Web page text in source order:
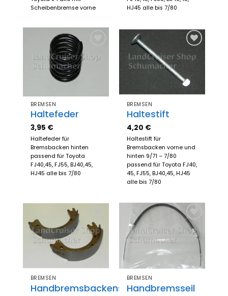
Scheibenbremse vorne
HJ45 alle bis 7/80
Zum
Merkzettel
hinzufügen
BREMSEN
Haltefeder
3,95 €
Haltefeder für
Bremsbacken hinten
passend für Toyota
FJ40,45, FJ55, BJ40,45,
HJ45 alle bis 7/80
Zum
Merkzettel
hinzufügen
BREMSEN
Haltestift
4,20 €
Haltestift für
Bremsbacken vorne und
hinten 9/71 – 7/80
passend für Toyota FJ40,
45, FJ55, BJ40,45, HJ45
alle bis 7/80
Zum
Merkzettel
hinzufügen
BREMSEN
Handbremsbackensatz
Zum
Merkzettel
hinzufügen
BREMSEN
Handbremsseil